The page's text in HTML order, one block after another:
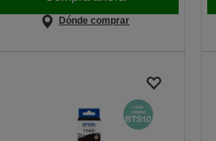
Dónde comprar